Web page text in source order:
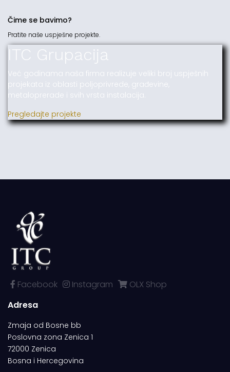
Čime se bavimo?
Pratite naše uspješne projekte.
ITC Grupacija
Već godinama naša firma realizuje veliki broj uspješnih
projekata iz oblasti poljoprivrede, građevine,
metaloprerade i svih vrsta instalacija.
Pregledajte projekte
Facebook Instagram
OLX Shop
Adresa
Zmaja od Bosne bb
Poslovna zona Zenica 1
72000 Zenica
Bosna i Hercegovina